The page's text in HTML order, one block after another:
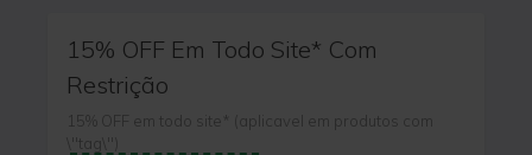
15% OFF Em Todo Site* Com
Restrição
15% OFF em todo site* (aplicavel em produtos com
\"tag\")